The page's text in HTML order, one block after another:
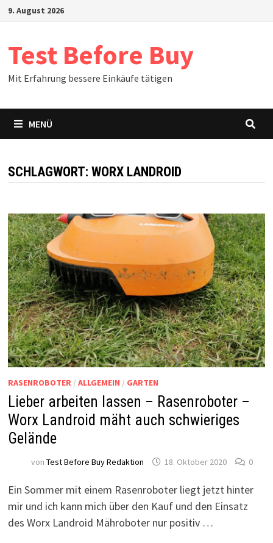
Zum9. August 2026
Test Before Buy
Mit Erfahrung bessere Einkäufe tätigen
MENÜ
SCHLAGWORT: WORX LANDROID
RASENROBOTER / ALLGEMEIN / GARTEN
Lieber arbeiten lassen – Rasenroboter –
Worx Landroid mäht auch schwieriges
Gelände
von Test Before Buy Redaktion 18. Oktober 2020 0
Ein Sommer mit einem Rasenroboter liegt jetzt hinter
mir und ich kann mich über den Kauf und den Einsatz
des Worx Landroid Mähroboter nur positiv …